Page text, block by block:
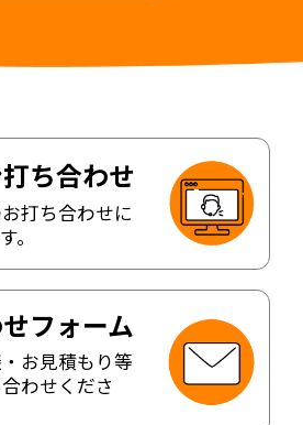
ち合わせ
打ち合わせに
。
フォーム
お見積もり等
わせくださ